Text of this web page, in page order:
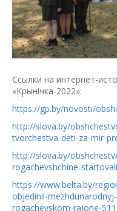
Ссылки на интернет-
«Крынiчка-2022»:
https://gp.by/novosti/
http://slova.by/
tvorchestva-deti-za-mir-
http://slova.by/
rogachevshchine-
https://www.belta.by/
objedinil-
rogachevskom-rajone-